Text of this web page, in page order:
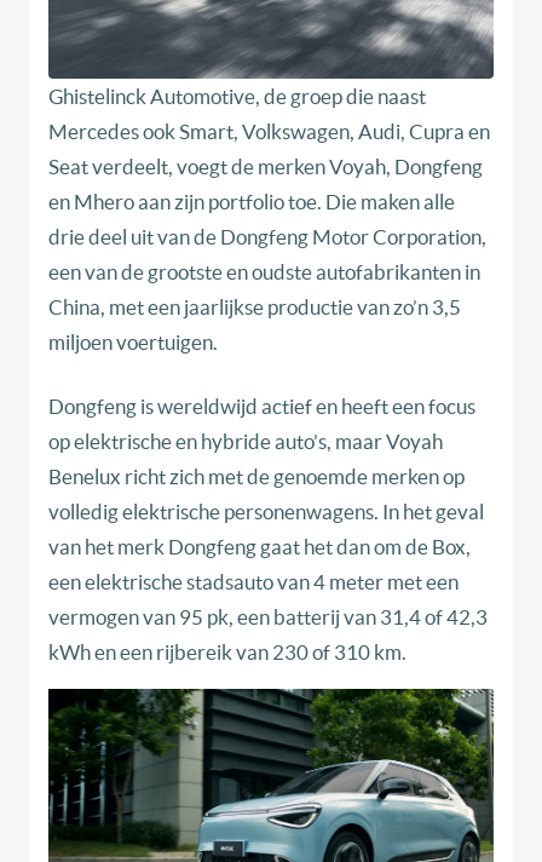
Ghistelinck Automotive, de groep die naast
Mercedes ook Smart, Volkswagen, Audi, Cupra en
Seat verdeelt, voegt de merken Voyah, Dongfeng
en Mhero aan zijn portfolio toe. Die maken alle
drie deel uit van de Dongfeng Motor Corporation,
een van de grootste en oudste autofabrikanten in
China, met een jaarlijkse productie van zo’n 3,5
miljoen voertuigen.
Dongfeng is wereldwijd actief en heeft een focus
op elektrische en hybride auto’s, maar Voyah
Benelux richt zich met de genoemde merken op
volledig elektrische personenwagens. In het geval
van het merk Dongfeng gaat het dan om de Box,
een elektrische stadsauto van 4 meter met een
vermogen van 95 pk, een batterij van 31,4 of 42,3
kWh en een rijbereik van 230 of 310 km.